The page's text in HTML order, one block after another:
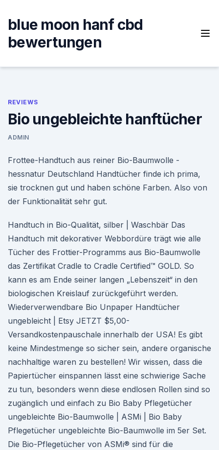
content
blue moon hanf cbd
bewertungen
REVIEWS
Bio ungebleichte hanftücher
ADMIN
Frottee-Handtuch aus reiner Bio-Baumwolle -
hessnatur Deutschland Handtücher finde ich prima,
sie trocknen gut und haben schöne Farben. Also von
der Funktionalität sehr gut.
Handtuch in Bio-Qualität, silber | Waschbär Das
Handtuch mit dekorativer Webbordüre trägt wie alle
Tücher des Frottier-Programms aus Bio-Baumwolle
das Zertifikat Cradle to Cradle Certified™ GOLD. So
kann es am Ende seiner langen „Lebenszeit“ in den
biologischen Kreislauf zurückgeführt werden.
Wiederverwendbare Bio Unpaper Handtücher
ungebleicht | Etsy JETZT $5,00-
Versandkostenpauschale innerhalb der USA! Es gibt
keine Mindestmenge so sicher sein, andere organische
nachhaltige waren zu bestellen! Wir wissen, dass die
Papiertücher einspannen lässt eine schwierige Sache
zu tun, besonders wenn diese endlosen Rollen sind so
zugänglich und einfach zu Bio Baby Pflegetücher
ungebleichte Bio-Baumwolle | ASMi | Bio Baby
Pflegetücher ungebleichte Bio-Baumwolle im 5er Set.
Die Bio-Pflegetücher von ASMi® sind für die